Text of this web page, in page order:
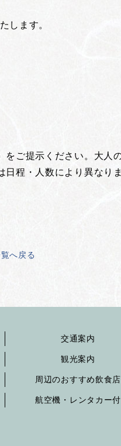
します。
ご提示ください。大人
程・人数により異なり
へ戻る
交通案内
観光案内
周辺のおすすめ飲食店
航空機・レンタカー付